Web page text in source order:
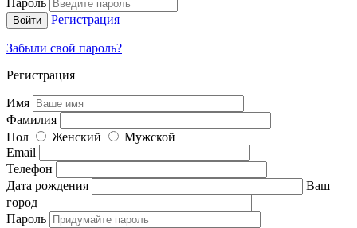
Пароль
Регистрация
Забыли свой пароль?
Регистрация
Имя
Фамилия
Пол
Женский
Мужской
Email
Телефон
Дата рождения
Ваш
город
Пароль